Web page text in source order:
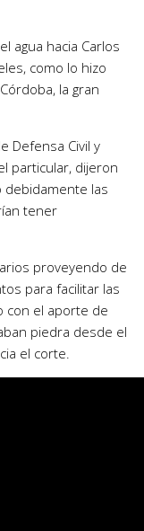
agua hacia Carlos
como lo hizo
la gran
Defensa Civil y
particular, dijeron
debidamente las
tener
proveyendo de
para facilitar las
con el aporte de
piedra desde el
el corte.